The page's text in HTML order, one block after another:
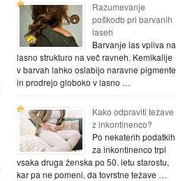
Razumevanje
poškodb pri barvanih
laseh
Barvanje las vpliva na
lasno strukturo na več ravneh. Kemikalije
v barvah lahko oslabijo naravne pigmente
in prodrejo globoko v lasno …
Kako odpraviti težave
z inkontinenco?
Po nekaterih podatkih
za inkontinenco trpi
vsaka druga ženska po 50. letu starostu,
kar pa ne pomeni, da tovrstne težave …